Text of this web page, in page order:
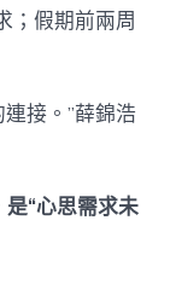
；假期前兩周
連接。”薛錦浩
“心思需求未